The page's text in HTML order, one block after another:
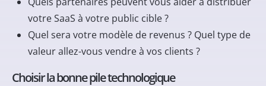
votre SaaS à votre public cible ?
Quel sera votre modèle de revenus ? Quel type de
valeur allez-vous vendre à vos clients ?
Choisir la bonne pile technologique